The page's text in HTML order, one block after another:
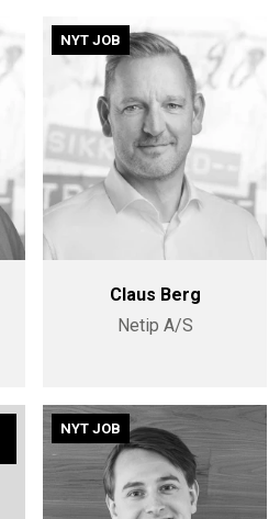
NYT JOB
Claus Berg
Netip A/S
NYT JOB